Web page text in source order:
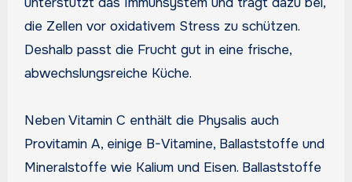
die Zellen vor oxidativem Stress zu schützen.
Deshalb passt die Frucht gut in eine frische,
abwechslungsreiche Küche.
Neben Vitamin C enthält die Physalis auch
Provitamin A, einige B-Vitamine, Ballaststoffe und
Mineralstoffe wie Kalium und Eisen. Ballaststoffe